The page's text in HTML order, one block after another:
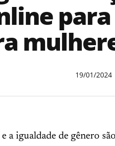
para
19/01/2024
a igualdade de gênero são